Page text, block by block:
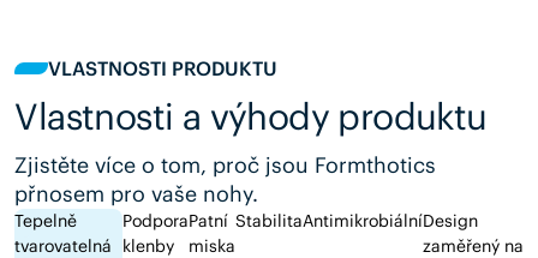
VLASTNOSTI PRODUKTU
Vlastnosti a výhody produktu
Zjistěte více o tom, proč jsou Formthotics
přnosem pro vaše nohy.
Tepelně
tvarovatelná
Podpora
klenby
Patní
miska
StabilitaAntimikrobiálníDesign
zaměřený na